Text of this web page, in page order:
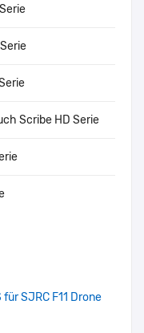
Scribe HD Serie
SJRC F11 Drone